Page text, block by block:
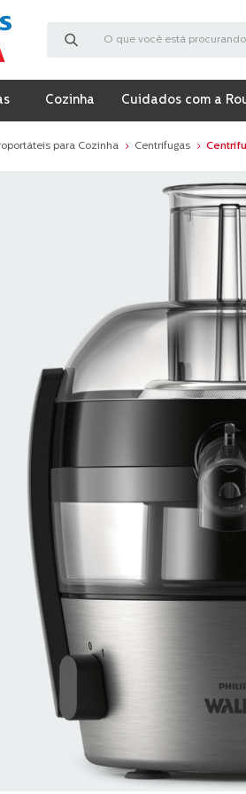
Cozinha Cuidados com a
para Cozinha Centrífugas